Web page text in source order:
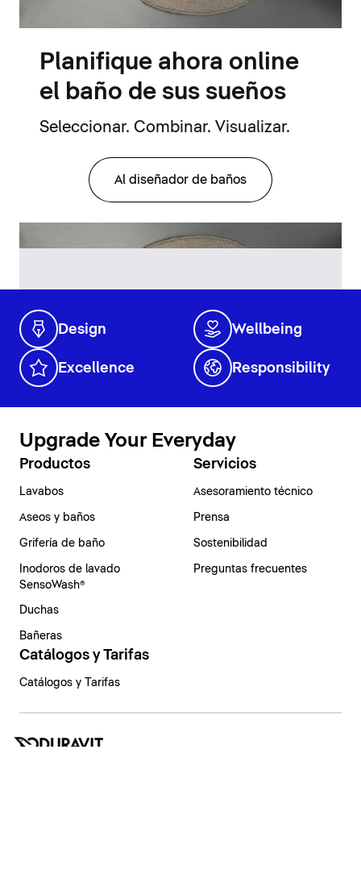
Planifique ahora online
el baño de sus sueños
Seleccionar. Combinar. Visualizar.
Al diseñador de baños
Design Wellbeing
Excellence Responsibility
Upgrade Your Everyday
Productos
Lavabos
Aseos y baños
Grifería de baño
Inodoros de lavado
SensoWash®
Duchas
Bañeras
Servicios
Asesoramiento técnico
Prensa
Sostenibilidad
Preguntas frecuentes
Catálogos y Tarifas
Catálogos y Tarifas